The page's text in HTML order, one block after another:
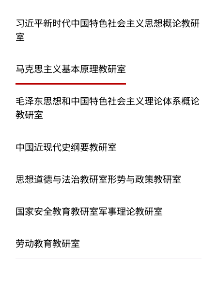
习近平新时代中国特色社会主义思想概论教研
室
马克思主义基本原理教研室
毛泽东思想和中国特色社会主义理论体系概论
教研室
中国近现代史纲要教研室
思想道德与法治教研室形势与政策教研室
国家安全教育教研室军事理论教研室
劳动教育教研室